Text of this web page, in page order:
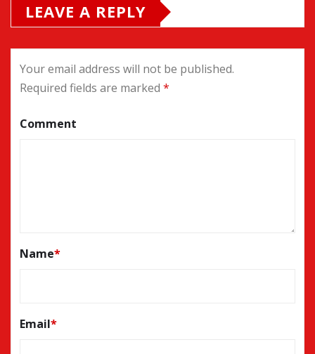
LEAVE A REPLY
Your email address will not be published.
Required fields are marked *
Comment
Name*
Email*